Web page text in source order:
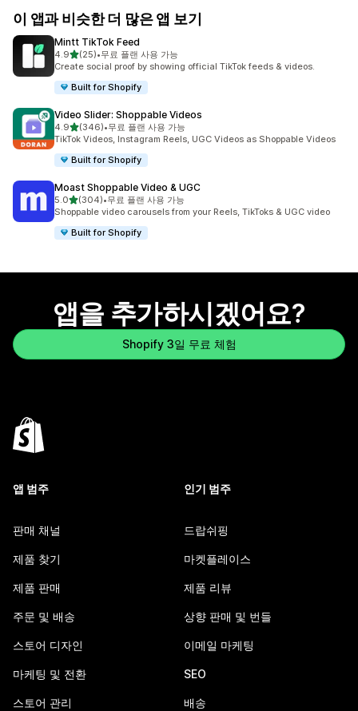
이 앱과 비슷한 더 많은 앱 보기
Mintt TikTok Feed
4.9별 5개 중
(25)
총 리뷰 25개
•무료 플랜 사용 가능
Create social proof by showing official TikTok feeds & videos.
Built for Shopify
Video Slider: Shoppable Videos
4.9별 5개 중
(346)
총 리뷰 346개
•무료 플랜 사용 가능
TikTok Videos, Instagram Reels, UGC Videos as Shoppable Videos
Built for Shopify
Moast Shoppable Video & UGC
5.0별 5개 중
(304)
총 리뷰 304개
•무료 플랜 사용 가능
Shoppable video carousels from your Reels, TikToks & UGC video
Built for Shopify
앱을 추가하시겠어요?
Shopify 3일 무료 체험
앱 범주
판매 채널
제품 찾기
제품 판매
주문 및 배송
스토어 디자인
마케팅 및 전환
스토어 관리
인기 범주
드랍쉬핑
마켓플레이스
제품 리뷰
상향 판매 및 번들
이메일 마케팅
SEO
배송